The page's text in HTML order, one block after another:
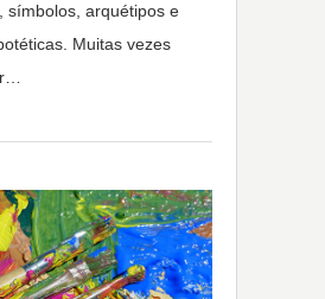
símbolos, arquétipos e
Muitas vezes